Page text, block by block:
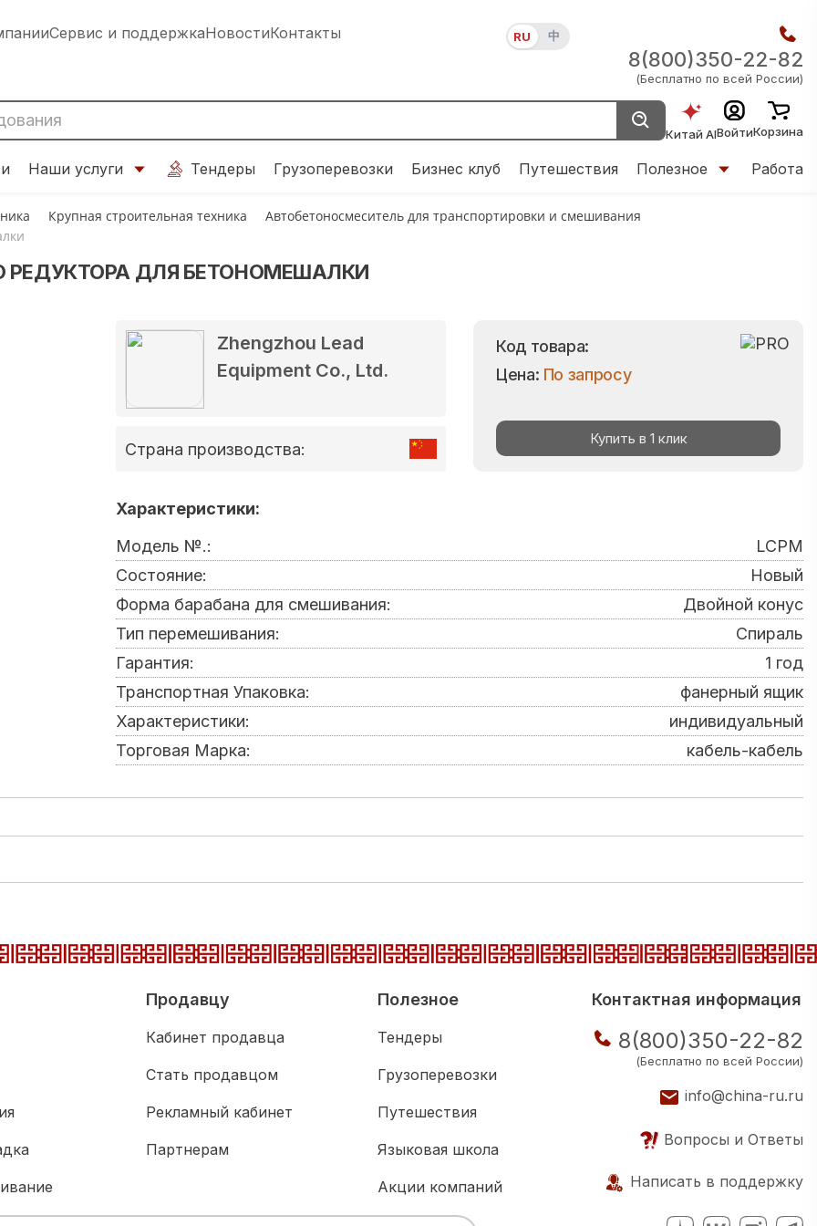
Сервис и поддержкаНовостиКонтакты RU 中
8(800)350-22-82
(Бесплатно по всей России)
Китай AIВойтиКорзина
Наши услуги Тендеры Грузоперевозки Бизнес клуб Путешествия Полезное Работа
Крупная строительная техника
Автобетоносмеситель для транспортировки и смешивания
РЕДУКТОРА ДЛЯ БЕТОНОМЕШАЛКИ
Zhengzhou Lead
Equipment Co., Ltd.
Страна производства:
Код товара:
Цена: По запросу
Купить в 1 клик
Характеристики:
Модель №.:
LCPM
Состояние:
Новый
Форма барабана для смешивания:
Двойной конус
Тип перемешивания:
Спираль
Гарантия:
1 год
Транспортная Упаковка:
фанерный ящик
Характеристики:
индивидуальный
Торговая Марка:
кабель-кабель
Продавцу
Кабинет продавца
Стать продавцом
Рекламный кабинет
Партнерам
Полезное
Тендеры
Грузоперевозки
Путешествия
Языковая школа
Акции компаний
Контактная информация
8(800)350-22-82
(Бесплатно по всей России)
info@china-ru.ru
Вопросы и Ответы
Написать в поддержку